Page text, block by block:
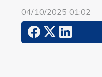
04/10/2025 01:02